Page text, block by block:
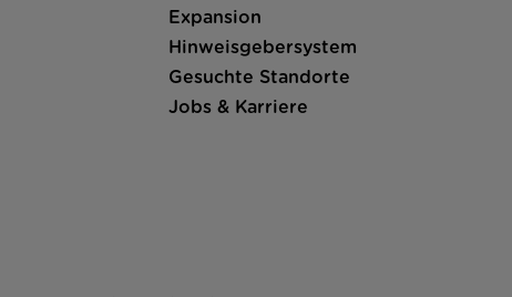
Expansion
Hinweisgebersystem
Gesuchte Standorte
Jobs & Karriere